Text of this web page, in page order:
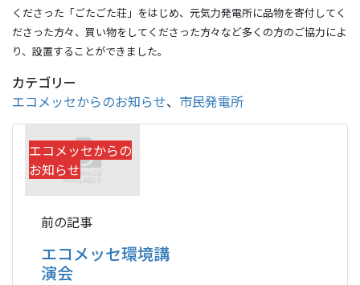
くださった「ごたごた荘」をはじめ、元気力発電所に品物を寄付してく
ださった方々、買い物をしてくださった方々など多くの方のご協力によ
り、設置することができました。
カテゴリー
エコメッセからのお知らせ、 市民発電所
エコメッセからの
お知らせ
前の記事
エコメッセ環境講
演会